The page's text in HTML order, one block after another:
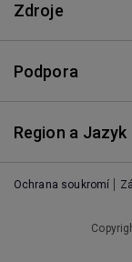
Zdroje
Podpora
Region a Jazyk
Ochrana soukromí